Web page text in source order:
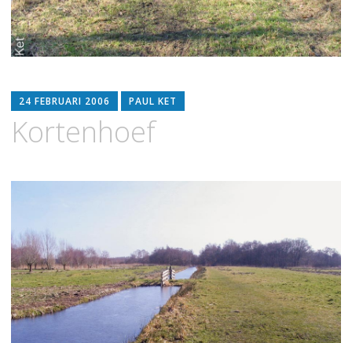
24 FEBRUARI 2006 PAUL KET
Kortenhoef